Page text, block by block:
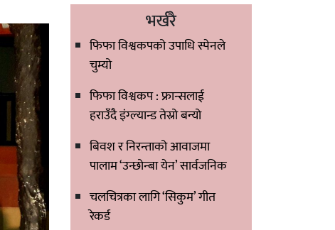
भर्खरै
फिफा विश्वकपको उपाधि स्पेनले
चुम्यो
फिफा विश्वकप : फ्रान्सलाई
हराउँदै इंग्ल्यान्ड तेस्रो बन्यो
बिवश र निरन्ताको आवाजमा
पालाम ‘उन्छोन्बा येन’ सार्वजनिक
चलचित्रका लागि ‘सिकुम’ गीत
रेकर्ड